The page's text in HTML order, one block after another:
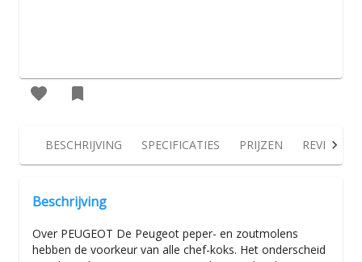
BESCHRIJVING SPECIFICATIES PRIJZEN REVIEWS
Beschrijving
Over PEUGEOT De Peugeot peper- en zoutmolens
hebben de voorkeur van alle chef-koks. Het onderscheid